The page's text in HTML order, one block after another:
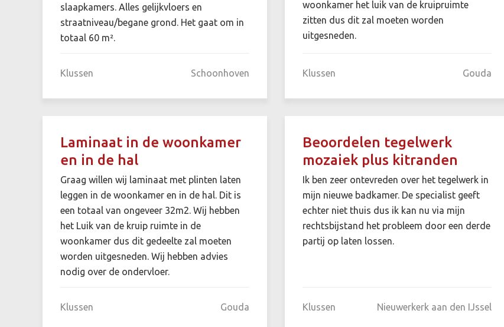
slaapkamers. Alles gelijkvloers en
straatniveau/begane grond. Het gaat om in
totaal 60 m².
Klussen Schoonhoven
woonkamer het luik van de kruipruimte
zitten dus dit zal moeten worden
uitgesneden.
Klussen Gouda
Laminaat in de woonkamer
en in de hal
Graag willen wij laminaat met plinten laten
leggen in de woonkamer en in de hal. Dit is
een totaal van ongeveer 32m2. Wij hebben
het Luik van de kruip ruimte in de
woonkamer dus dit gedeelte zal moeten
worden uitgesneden. Wij hebben advies
nodig over de ondervloer.
Klussen Gouda
Beoordelen tegelwerk
mozaiek plus kitranden
Ik ben zeer ontevreden over het tegelwerk in
mijn nieuwe badkamer. De specialist geeft
echter niet thuis dus ik kan nu via mijn
rechtsbijstand het probleem door een derde
partij op laten lossen.
Klussen Nieuwerkerk aan den IJssel